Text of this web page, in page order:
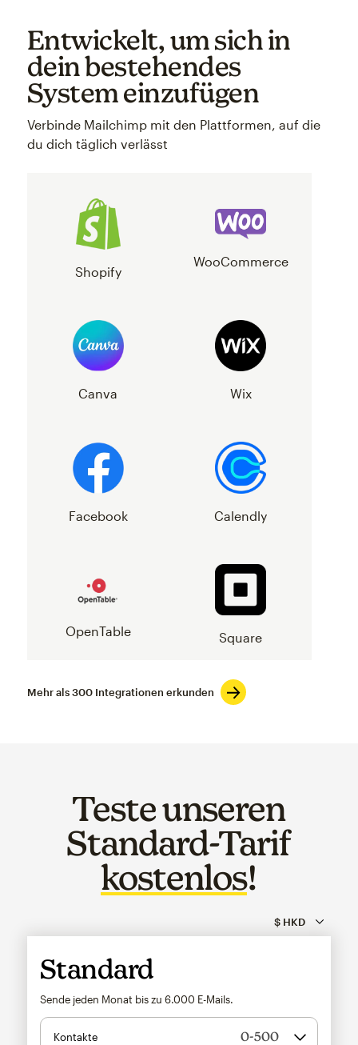
Entwickelt, um sich in
dein bestehendes
System einzufügen
Verbinde Mailchimp mit den Plattformen, auf die
du dich täglich verlässt
Shopify
WooCommerce
Canva Wix
Facebook Calendly
OpenTable Square
Mehr als 300 Integrationen erkunden
Teste unseren
Standard-Tarif
kostenlos!
Standard
Sende jeden Monat bis zu 6.000 E-Mails.
Kontakte